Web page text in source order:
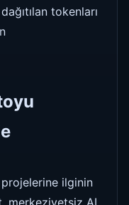
tokenları
ilginin